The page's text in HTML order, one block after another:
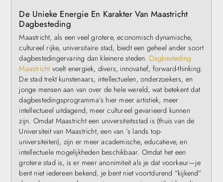
De Unieke Energie En Karakter Van Maastricht
Dagbesteding
Maastricht, als een veel grotere, economisch dynamische,
cultureel rijke, universitaire stad, biedt een geheel ander soort
dagbestedingervaring dan kleinere steden. Dagbesteding
Maastricht voelt energiek, divers, innovatief, forward-thinking.
De stad trekt kunstenaars, intellectuelen, onderzoekers, en
jonge mensen aan van over de hele wereld, wat betekent dat
dagbestedingsprogramma’s hier meer artistiek, meer
intellectueel uitdagend, meer cultureel gevarieerd kunnen
zijn. Omdat Maastricht een universiteitsstad is (thuis van de
Universiteit van Maastricht, een van ’s lands top-
universiteiten), zijn er meer academische, educatieve, en
intellectuele mogelijkheden beschikbaar. Omdat het een
grotere stad is, is er meer anonimiteit als je dat voorkeur—je
bent niet iedereen bekend, je bent niet voortdurend “kijkend”